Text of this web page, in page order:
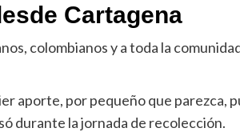
Cartagena
colombianos y a toda la
aporte, por pequeño que parezca,
durante la jornada de recolección.